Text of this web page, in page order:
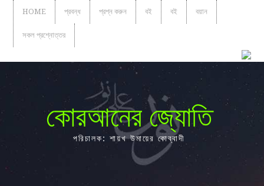
HOME প্রবন্ধ প্রশ্ন করুন বই বই বয়ান
সকল প্রশ্নোত্তর
কোরআনের জ্যোতি
পরিচালক: শায়খ উমায়ের কোব্বাদী